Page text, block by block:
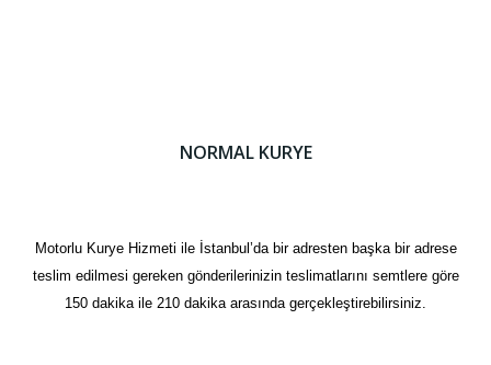
NORMAL KURYE
Motorlu Kurye Hizmeti ile İstanbul’da bir adresten başka bir adrese
teslim edilmesi gereken gönderilerinizin teslimatlarını semtlere göre
150 dakika ile 210 dakika arasında gerçekleştirebilirsiniz.